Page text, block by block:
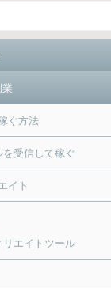
ぐ方法
を受信して稼ぐ
イト
リエイトツール